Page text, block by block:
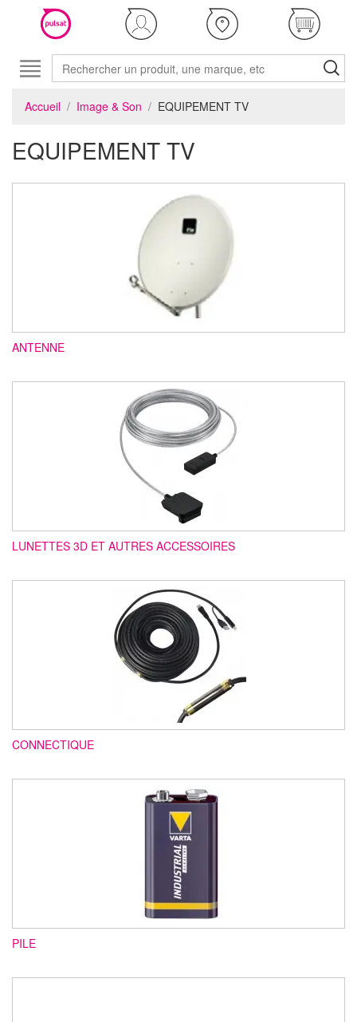
Accueil Image & Son EQUIPEMENT TV
EQUIPEMENT TV
ANTENNE
LUNETTES 3D ET AUTRES ACCESSOIRES
CONNECTIQUE
PILE